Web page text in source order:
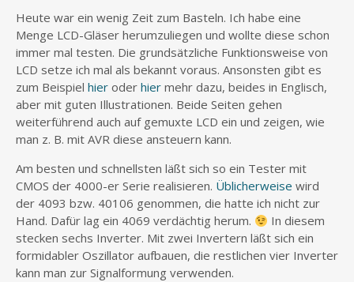
Heute war ein wenig Zeit zum Basteln. Ich habe eine
Menge LCD-Gläser herumzuliegen und wollte diese schon
immer mal testen. Die grundsätzliche Funktionsweise von
LCD setze ich mal als bekannt voraus. Ansonsten gibt es
zum Beispiel hier oder hier mehr dazu, beides in Englisch,
aber mit guten Illustrationen. Beide Seiten gehen
weiterführend auch auf gemuxte LCD ein und zeigen, wie
man z. B. mit AVR diese ansteuern kann.
Am besten und schnellsten läßt sich so ein Tester mit
CMOS der 4000-er Serie realisieren. Üblicherweise wird
der 4093 bzw. 40106 genommen, die hatte ich nicht zur
Hand. Dafür lag ein 4069 verdächtig herum.
In diesem
stecken sechs Inverter. Mit zwei Invertern läßt sich ein
formidabler Oszillator aufbauen, die restlichen vier Inverter
kann man zur Signalformung verwenden.